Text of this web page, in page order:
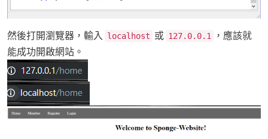
然後打開瀏覽器，輸入 localhost 或 127.0.0.1
，應該就
能成功開啟網站。